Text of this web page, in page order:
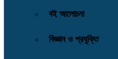
বই আলোচনা
বিজ্ঞান ও প্রযুক্তি